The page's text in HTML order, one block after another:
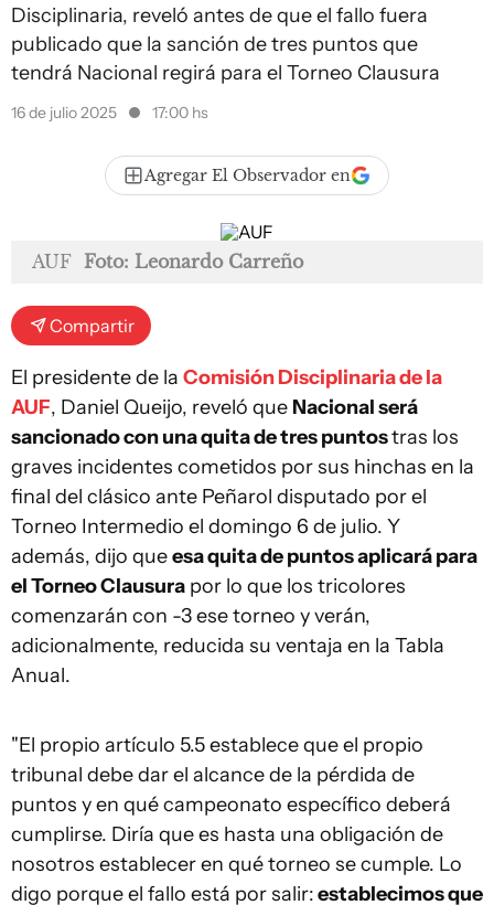
Disciplinaria, reveló antes de que el fallo fuera
publicado que la sanción de tres puntos que
tendrá Nacional regirá para el Torneo Clausura
16 de julio 2025 17:00 hs
Agregar El Observador en
AUF Foto: Leonardo Carreño
Compartir
El presidente de la Comisión Disciplinaria de la
AUF, Daniel Queijo, reveló que Nacional será
sancionado con una quita de tres puntostras los
graves incidentes cometidos por sus hinchas en la
final del clásico ante Peñarol disputado por el
Torneo Intermedio el domingo 6 de julio. Y
además, dijo queesa quita de puntos aplicará para
el Torneo Clausura por lo que los tricolores
comenzarán con -3 ese torneo y verán,
adicionalmente, reducida su ventaja en la Tabla
Anual.
"El propio artículo 5.5 establece que el propio
tribunal debe dar el alcance de la pérdida de
puntos y en qué campeonato específico deberá
cumplirse. Diría que es hasta una obligación de
nosotros establecer en qué torneo se cumple. Lo
digo porque el fallo está por salir:establecimos que